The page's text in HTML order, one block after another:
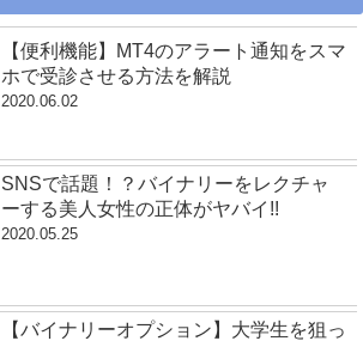
【便利機能】MT4のアラート通知をスマ
ホで受診させる方法を解説
2020.06.02
SNSで話題！？バイナリーをレクチャ
ーする美人女性の正体がヤバイ!!
2020.05.25
【バイナリーオプション】大学生を狙っ